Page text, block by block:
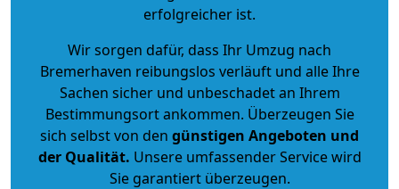
erfolgreicher ist.
Wir sorgen dafür, dass Ihr Umzug nach
Bremerhaven reibungslos verläuft und alle Ihre
Sachen sicher und unbeschadet an Ihrem
Bestimmungsort ankommen. Überzeugen Sie
sich selbst von den günstigen Angeboten und
der Qualität. Unsere umfassender Service wird
Sie garantiert überzeugen.